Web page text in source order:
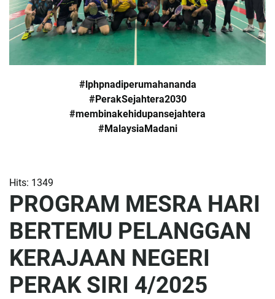
#lphpnadiperumahananda
#PerakSejahtera2030
#membinakehidupansejahtera
#MalaysiaMadani
Hits: 1349
PROGRAM MESRA HARI
BERTEMU PELANGGAN
KERAJAAN NEGERI
PERAK SIRI 4/2025